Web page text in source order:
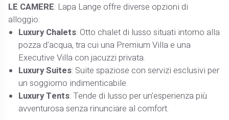
LE CAMERE: Lapa Lange offre diverse opzioni di
alloggio:
Luxury Chalets: Otto chalet di lusso situati intorno alla
pozza d'acqua, tra cui una Premium Villa e una
Executive Villa con jacuzzi privata.
Luxury Suites: Suite spaziose con servizi esclusivi per
un soggiorno indimenticabile.
Luxury Tents: Tende di lusso per un'esperienza più
avventurosa senza rinunciare al comfort.